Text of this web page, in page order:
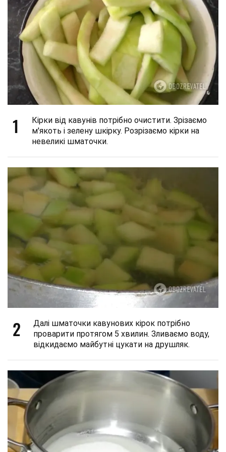
1
Кірки від кавунів потрібно очистити. Зрізаємо
м'якоть і зелену шкірку. Розрізаємо кірки на
невеликі шматочки.
2
Далі шматочки кавунових кірок потрібно
проварити протягом 5 хвилин. Зливаємо воду,
відкидаємо майбутні цукати на друшляк.